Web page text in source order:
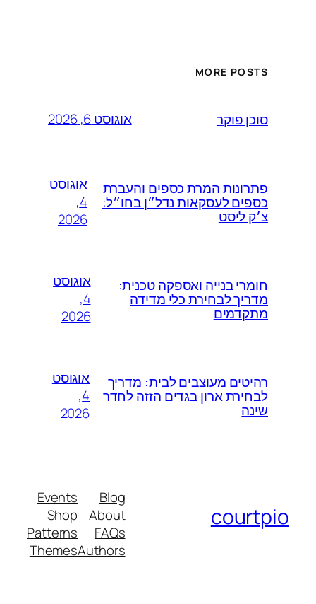
MORE POSTS
סוכן פוקר אוגוסט 6, 2026
פתרונות המרת כספים והעברת
כספים לעסקאות נדל״ן בחו״ל:
צ׳ק ליסט
אוגוסט
4,
2026
חומרי בנייה ואספקה טכנית:
מדריך לבחירת כלי מדידה
מתקדמים
אוגוסט
4,
2026
רהיטים מעוצבים לבית: מדריך
לבחירת ארון בגדים הזזה לחדר
שינה
אוגוסט
4,
2026
courtpio
Blog
About
FAQs
Authors
Events
Shop
Patterns
Themes